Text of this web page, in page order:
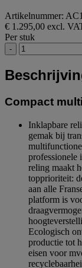
Artikelnummer:
€ 1.295,00 excl.
Per stuk
-
Compact
Inklapbare
gemak bij
professionele
reling maakt
topprioriteit:
aan alle
platform is
Ecologisch
productie tot
eisen voor